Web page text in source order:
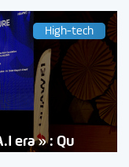
High-tech
era » : Qu